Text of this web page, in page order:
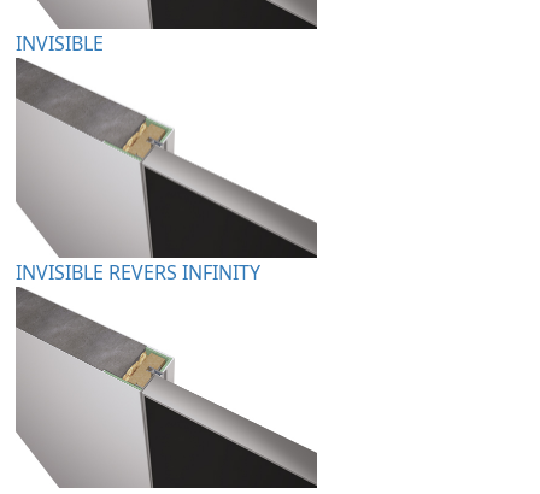
INVISIBLE
INVISIBLE REVERS INFINITY